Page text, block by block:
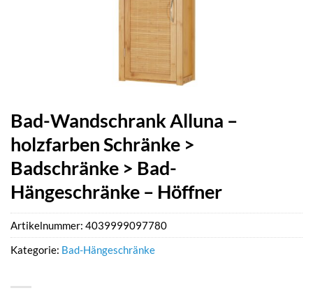
Bad-Wandschrank Alluna –
holzfarben Schränke >
Badschränke > Bad-
Hängeschränke – Höffner
Artikelnummer: 4039999097780
Kategorie: Bad-Hängeschränke